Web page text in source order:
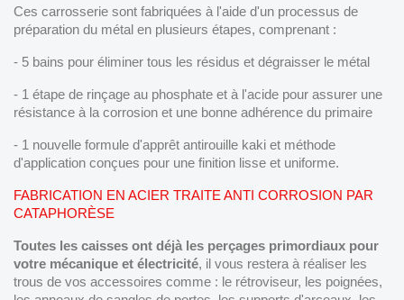
Ces carrosserie sont fabriquées à l'aide d'un processus de
préparation du métal en plusieurs étapes, comprenant :
- 5 bains pour éliminer tous les résidus et dégraisser le métal
- 1 étape de rinçage au phosphate et à l'acide pour assurer une
résistance à la corrosion et une bonne adhérence du primaire
- 1 nouvelle formule d'apprêt antirouille kaki et méthode
d'application conçues pour une finition lisse et uniforme.
FABRICATION EN ACIER TRAITE ANTI CORROSION PAR
CATAPHORÈSE
Toutes les caisses ont déjà les perçages primordiaux pour
votre mécanique et électricité, il vous restera à réaliser les
trous de vos accessoires comme : le rétroviseur, les poignées,